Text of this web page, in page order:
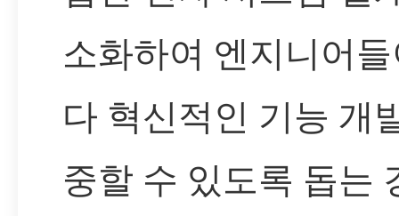
소화하여 엔지니어
다 혁신적인 기능 개
중할 수 있도록 돕는